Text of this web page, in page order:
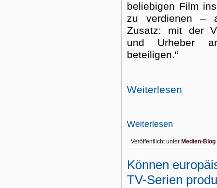
beliebigen Film
zu verdienen –
Zusatz: mit der
und Urheber
beteiligen.“
Weiterlesen
Weiterlesen
Veröffentlicht unter Medien-Blog
Können
TV-Serien